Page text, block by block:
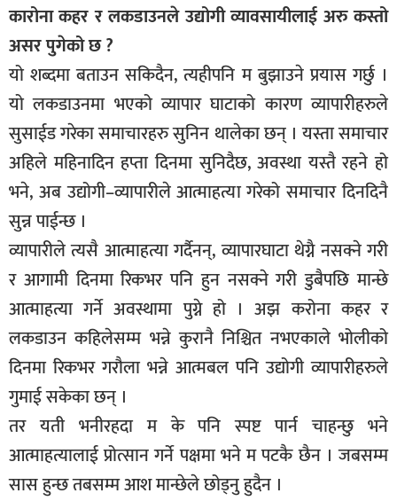
कारोना कहर र लकडाउनले उद्योगी व्यावसायीलाई अरु कस्तो
असर पुगेको छ ?
यो शब्दमा बताउन सकिदैन, त्यहीपनि म बुझाउने प्रयास गर्छु ।
यो लकडाउनमा भएको व्यापार घाटाको कारण व्यापारीहरुले
सुसाईड गरेका समाचारहरु सुनिन थालेका छन् । यस्ता समाचार
अहिले महिनादिन हप्ता दिनमा सुनिदैछ, अवस्था यस्तै रहने हो
भने, अब उद्योगी–व्यापारीले आत्माहत्या गरेको समाचार दिनदिनै
सुन्न पाईन्छ ।
व्यापारीले त्यसै आत्माहत्या गर्दैनन्, व्यापारघाटा थेग्नै नसक्ने गरी
र आगामी दिनमा रिकभर पनि हुन नसक्ने गरी डुबैपछि मान्छे
आत्माहत्या गर्ने अवस्थामा पुग्ने हो । अझ करोना कहर र
लकडाउन कहिलेसम्म भन्ने कुरानै निश्चित नभएकाले भोलीको
दिनमा रिकभर गरौला भन्ने आत्मबल पनि उद्योगी व्यापारीहरुले
गुमाई सकेका छन् ।
तर यती भनीरहदा म के पनि स्पष्ट पार्न चाहन्छु भने
आत्माहत्यालाई प्रोत्सान गर्ने पक्षमा भने म पटकै छैन । जबसम्म
सास हुन्छ तबसम्म आश मान्छेले छोड्नु हुदैन ।